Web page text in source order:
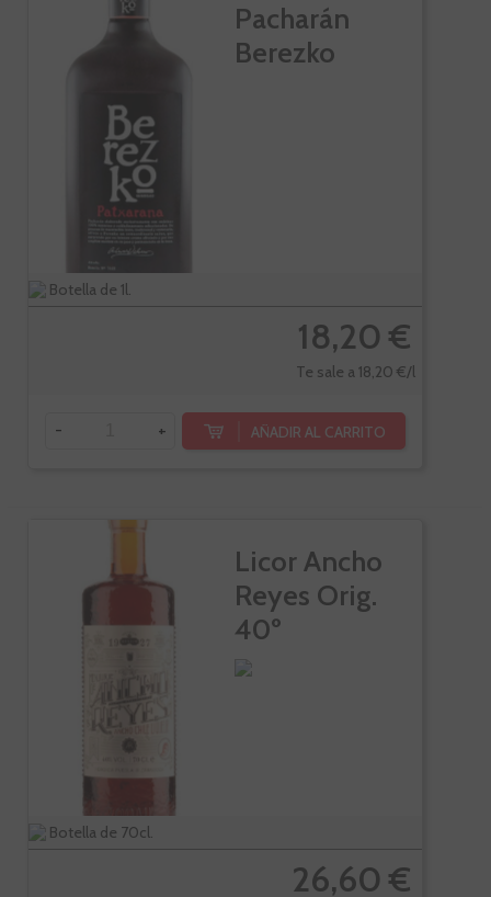
Pacharán
Berezko
Botella de 1l.
18,20 €
Te sale a 18,20 €/l
- + AÑADIR AL CARRITO
Licor Ancho
Reyes Orig.
40º
Botella de 70cl.
26,60 €